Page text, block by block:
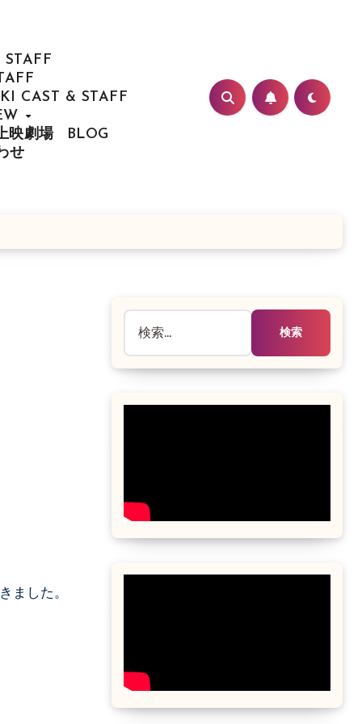
CAST & STAFF
映劇場
BLOG
せ
ました。